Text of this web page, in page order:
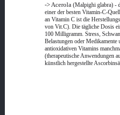
-> Acerola (Malpighi glabra) -
einer der besten Vitamin-C-
an Vitamin C ist die
von Vit.C). Die tägliche Dosis
100 Milligramm. Stress,
Belastungen oder Medikamente
antioxidativen Vitamins
(therapeutische Anwendungen
künstlich hergestellte